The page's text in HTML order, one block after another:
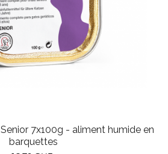
7x100g - aliment humide en
barquettes